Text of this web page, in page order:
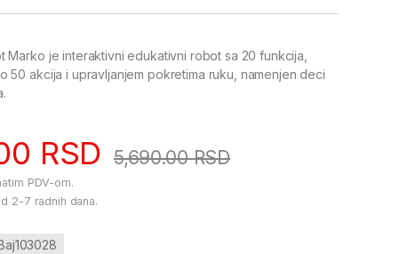
Marko je interaktivni edukativni robot sa 20 funkcija,
50 akcija i upravljanjem pokretima ruku, namenjen deci
RSD 5,690.00RSD
PDV-om.
2-7 radnih dana.